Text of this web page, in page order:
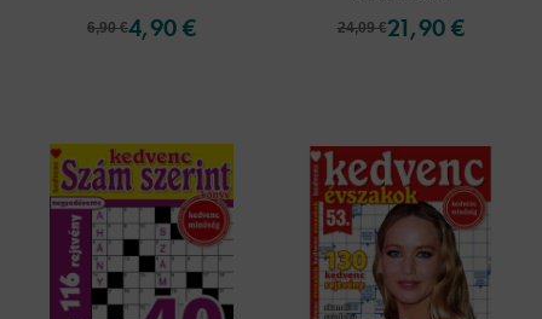
6,90 €4,90 € 24,09 €21,90 €